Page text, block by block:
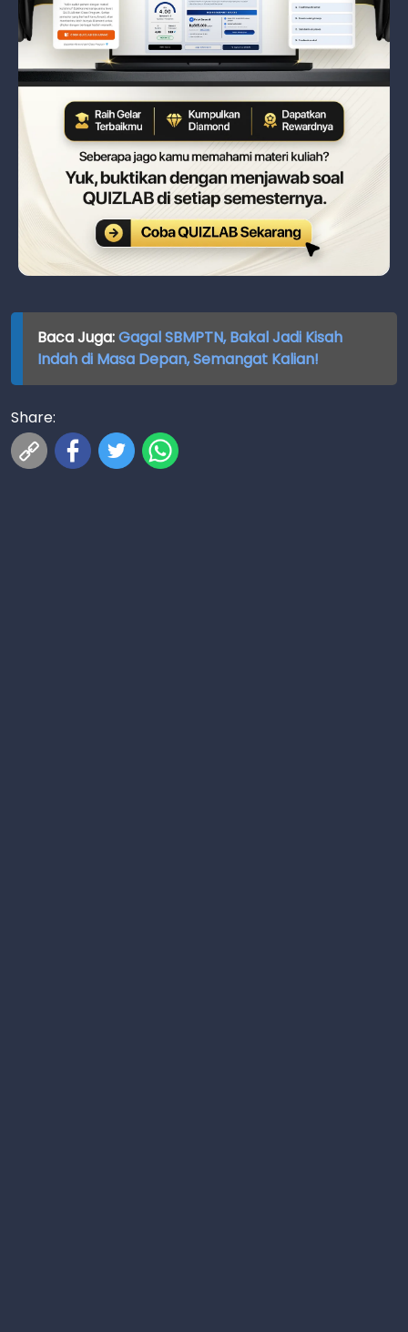
Baca Juga:Gagal SBMPTN, Bakal Jadi Kisah
Indah di Masa Depan, Semangat Kalian!
Share: